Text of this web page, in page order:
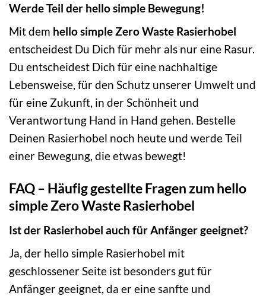
Werde Teil der hello simple Bewegung!
Mit dem hello simple Zero Waste Rasierhobel
entscheidest Du Dich für mehr als nur eine Rasur.
Du entscheidest Dich für eine nachhaltige
Lebensweise, für den Schutz unserer Umwelt und
für eine Zukunft, in der Schönheit und
Verantwortung Hand in Hand gehen. Bestelle
Deinen Rasierhobel noch heute und werde Teil
einer Bewegung, die etwas bewegt!
FAQ – Häufig gestellte Fragen zum hello
simple Zero Waste Rasierhobel
Ist der Rasierhobel auch für Anfänger geeignet?
Ja, der hello simple Rasierhobel mit
geschlossener Seite ist besonders gut für
Anfänger geeignet, da er eine sanfte und